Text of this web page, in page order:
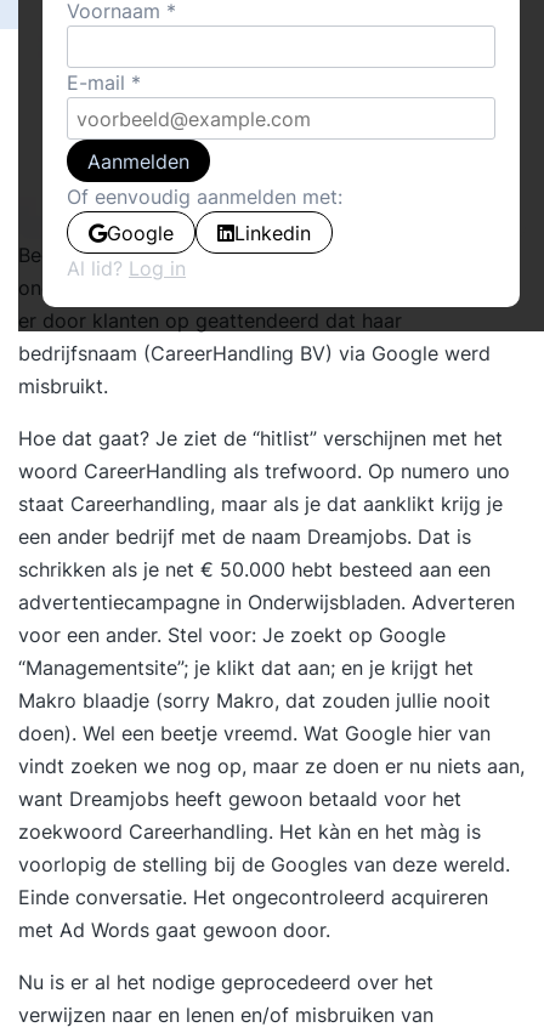
Begin januari kwam mijn goede vriendin en
ondernemer Mirjam langs, wit van kwaadheid. Zij was
er door klanten op geattendeerd dat haar
bedrijfsnaam (CareerHandling BV) via Google werd
misbruikt.
Hoe dat gaat? Je ziet de “hitlist” verschijnen met het
woord CareerHandling als trefwoord. Op numero uno
staat Careerhandling, maar als je dat aanklikt krijg je
een ander bedrijf met de naam Dreamjobs. Dat is
schrikken als je net € 50.000 hebt besteed aan een
advertentiecampagne in Onderwijsbladen. Adverteren
voor een ander. Stel voor: Je zoekt op Google
“Managementsite”; je klikt dat aan; en je krijgt het
Makro blaadje (sorry Makro, dat zouden jullie nooit
doen). Wel een beetje vreemd. Wat Google hier van
vindt zoeken we nog op, maar ze doen er nu niets aan,
want Dreamjobs heeft gewoon betaald voor het
zoekwoord Careerhandling. Het kàn en het màg is
voorlopig de stelling bij de Googles van deze wereld.
Einde conversatie. Het ongecontroleerd acquireren
met Ad Words gaat gewoon door.
Nu is er al het nodige geprocedeerd over het
verwijzen naar en lenen en/of misbruiken van
Voornaam
E-mail
Aanmelden
Of eenvoudig aanmelden met:
Google
Linkedin
Al lid? Log in